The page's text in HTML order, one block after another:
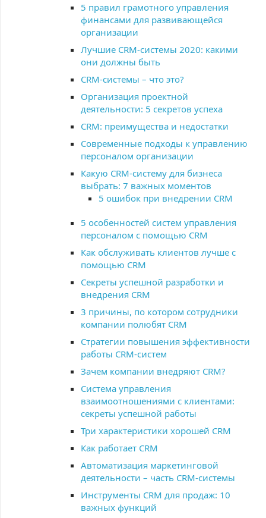
5 правил грамотного управления
финансами для развивающейся
организации
Лучшие CRM-системы 2020: какими
они должны быть
CRM-системы – что это?
Организация проектной
деятельности: 5 секретов успеха
CRM: преимущества и недостатки
Современные подходы к управлению
персоналом организации
Какую CRM-систему для бизнеса
выбрать: 7 важных моментов
5 ошибок при внедрении CRM
5 особенностей систем управления
персоналом с помощью CRM
Как обслуживать клиентов лучше с
помощью CRM
Cекреты успешной разработки и
внедрения CRM
3 причины, по котором сотрудники
компании полюбят CRM
Стратегии повышения эффективности
работы CRM-систем
Зачем компании внедряют CRM?
Система управления
взаимоотношениями с клиентами:
секреты успешной работы
Три характеристики хорошей CRM
Как работает CRM
Автоматизация маркетинговой
деятельности – часть CRM-системы
Инструменты CRM для продаж: 10
важных функций